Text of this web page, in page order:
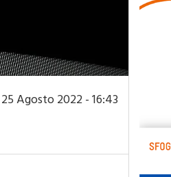
25 Agosto 2022 - 16:43